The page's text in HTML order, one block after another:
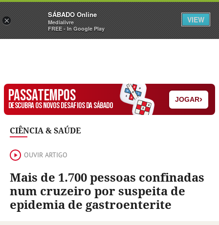
Sábado Assine Iniciar Sessão
PASSATEMPOS
DESCUBRA OS NOVOS DESAFIOS DA SÁBADO
JOGAR›
CIÊNCIA & SAÚDE
OUVIR ARTIGO
Mais de 1.700 pessoas confinadas
num cruzeiro por suspeita de
epidemia de gastroenterite
×
SÁBADO Online
Medialivre
FREE - In Google Play
VIEW